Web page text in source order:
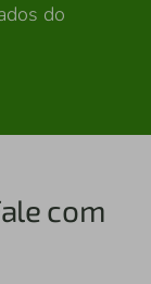
do
com